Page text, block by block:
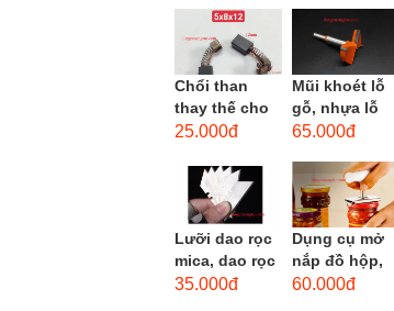
men xoắn
cao...
Chổi than
thay thế cho
động cơ, chổi
motor máy
khoan,...
25.000đ
Mũi khoét lỗ
gỗ, nhựa lỗ
lớn D40mm-
opener)
65.000đ
Lưỡi dao rọc
mica, dao rọc
cáp hình
35.000đ
Dụng cụ mở
nắp đồ hộp,
mở nắp lon
60.000đ